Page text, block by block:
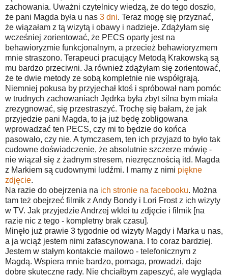
zachowania. Uważni czytelnicy wiedzą, że do tego doszło,
że pani Magda była u nas 3 dni. Teraz mogę się przyznać,
że wiązałam z tą wizytą i obawy i nadzieje. Zdążyłam się
wcześniej zorientować, że PECS oparty jest na
behawioryzmie funkcjonalnym, a przecież behawioryzmem
mnie straszono. Terapeuci pracujący Metodą Krakowską są
mu bardzo przeciwni. Ja również zdążyłam się zorientować,
że te dwie metody ze sobą kompletnie nie współgrają.
Niemniej pokusa by przyjechał ktoś i spróbował nam pomóc
w trudnych zachowaniach Jędrka była zbyt silna bym miała
zrezygnować, się przestraszyć. Trochę się bałam, że jak
przyjedzie pani Magda, to ja już będę zobligowana
wprowadzać ten PECS, czy mi to będzie do końca
pasowało, czy nie. A tymczasem, ten ich przyjazd to było tak
cudowne doświadczenie, że absolutnie szczerze mówię -
nie wiązał się z żadnym stresem, niezręcznością itd. Magda
z Markiem są cudownymi ludźmi. I mamy z nimi piękne
zdjęcie.
Na razie do obejrzenia na ich stronie na facebooku. Można
tam też obejrzeć filmik z Andy Bondy i Lori Frost z ich wizyty
w TV. Jak przyjedzie Andrzej wklei tu zdjęcie i filmik [na
razie nic z tego - kompletny brak czasu].
Minęło już prawie 3 tygodnie od wizyty Magdy i Marka u nas,
a ja wciąż jestem nimi zafascynowana. I to coraz bardziej.
Jestem w stałym kontakcie mailowo - telefonicznym z
Magdą. Wspiera mnie bardzo, pomaga, prowadzi, daje
dobre skuteczne rady. Nie chciałbym zapeszyć, ale wygląda